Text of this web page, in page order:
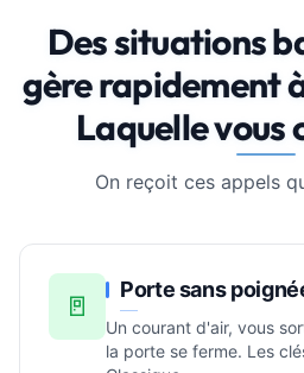
Des situations
gère rapidement
Laquelle vous
On reçoit ces appels
🚪 Porte sans
Un courant d'air, vous
la porte se ferme. Les